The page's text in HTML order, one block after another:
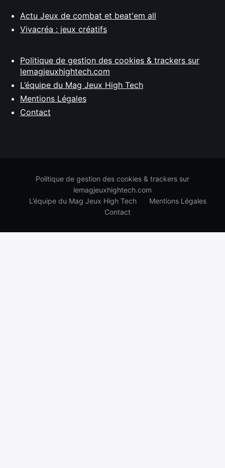
Actu Jeux de combat et beat'em all
Vivacréa : jeux créatifs
Politique de gestion des cookies & trackers sur
lemagjeuxhightech.com
L’équipe du Mag Jeux High Tech
Mentions Légales
Contact
Politique de gestion des cookies & trackers sur
lemagjeuxhightech.com
L’équipe du Mag Jeux High Tech
Mentions Légales
Contact